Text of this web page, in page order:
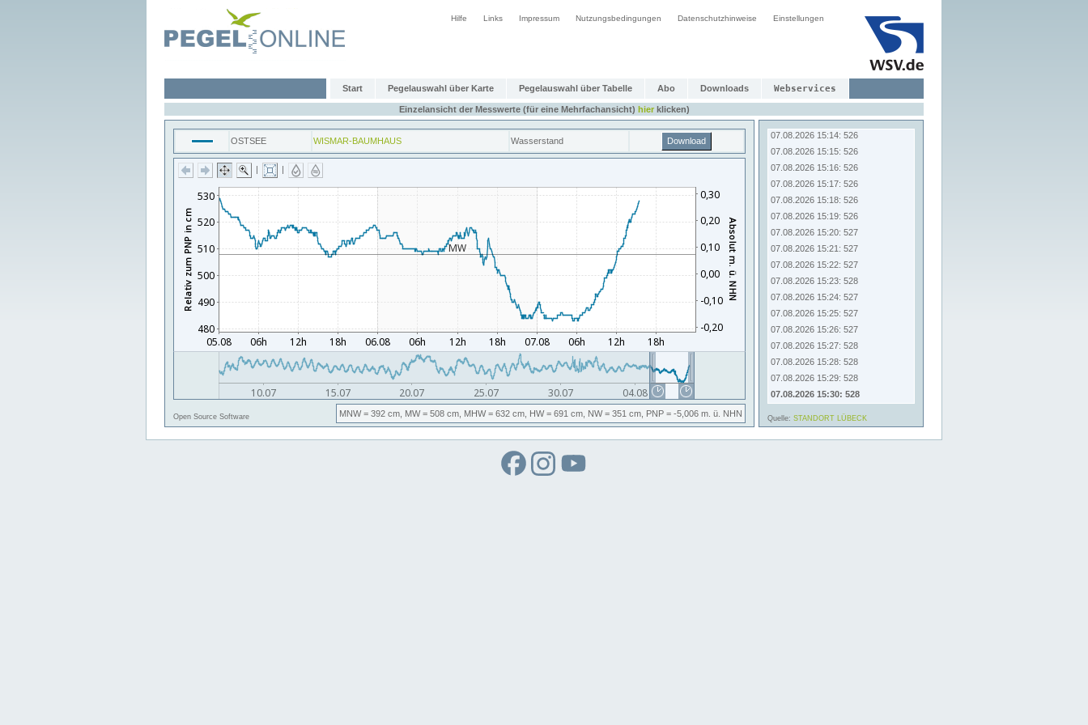
Hilfe Links Impressum Nutzungsbedingungen Datenschutzhinweise Einstellungen
Start Pegelauswahl über Karte Pegelauswahl über Tabelle Abo Downloads Webservices
Einzelansicht der Messwerte (für eine Mehrfachansicht) hierklicken)
OSTSEE WISMAR-BAUMHAUS Wasserstand Download
| |
Open Source Software MNW= 392 cm, MW= 508 cm, MHW= 632 cm, HW= 691 cm, NW= 351 cm, PNP = -5,006 m. ü. NHN
07.08.2026 15:07: 525
07.08.2026 15:11: 525
07.08.2026 15:12: 526
07.08.2026 15:13: 526
07.08.2026 15:14: 526
07.08.2026 15:15: 526
07.08.2026 15:16: 526
07.08.2026 15:17: 526
07.08.2026 15:18: 526
07.08.2026 15:19: 526
07.08.2026 15:20: 527
07.08.2026 15:21: 527
07.08.2026 15:22: 527
07.08.2026 15:23: 528
07.08.2026 15:24: 527
07.08.2026 15:25: 527
07.08.2026 15:26: 527
07.08.2026 15:27: 528
07.08.2026 15:28: 528
07.08.2026 15:29: 528
07.08.2026 15:30: 528
Quelle: STANDORT LÜBECK